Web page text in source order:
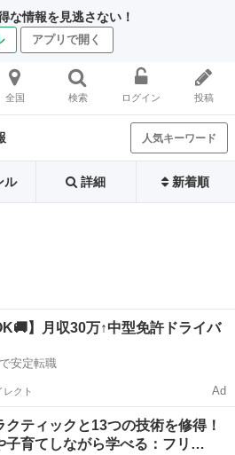
な情報を見逃さない！
アプリで開く
全国 検索 ログイン 投稿
人気キーワード
ル 詳細 新着順
】月収30万↑中型免許ドライバ
安定転職
レクト Ad
クティックと13つの技術を修得！
子育てしながら学べる：フリ…